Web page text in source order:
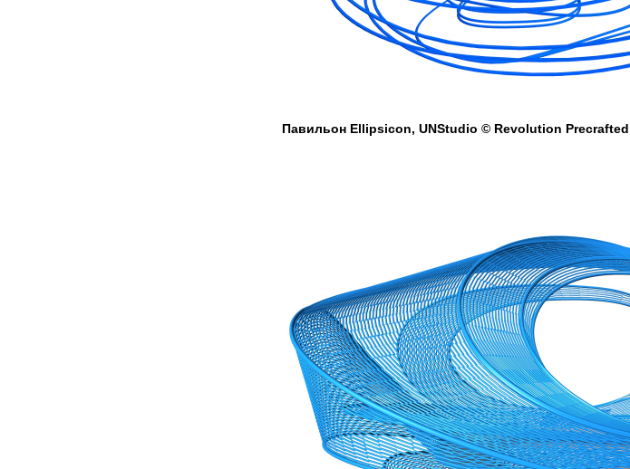
Павильон Ellipsicon, UNStudio © Revolution Precrafted